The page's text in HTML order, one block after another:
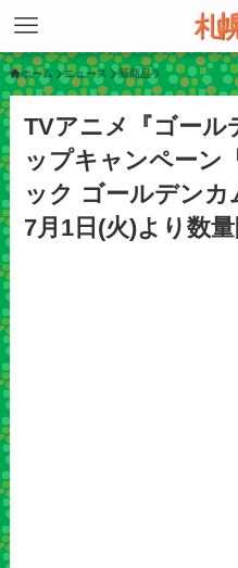
ホーム ニュース 新商品
TVアニメ『ゴール
ップキャンペー
ック ゴールデン
7月1日(火)より数量